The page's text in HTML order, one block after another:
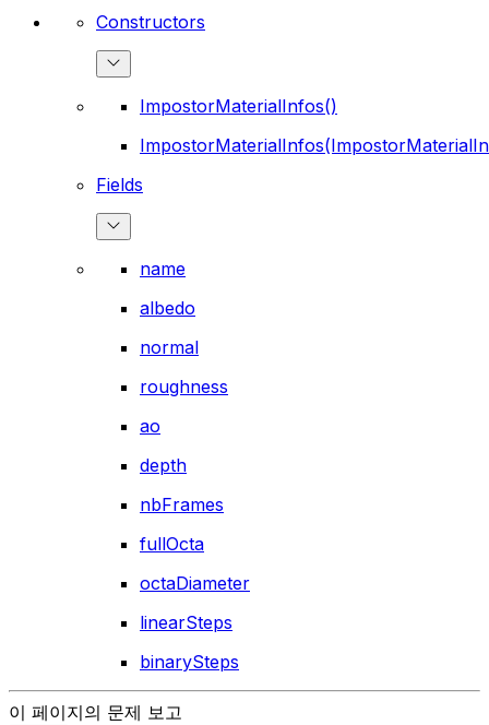
Constructors
ImpostorMaterialInfos()
Fields
name
albedo
normal
roughness
ao
depth
nbFrames
fullOcta
octaDiameter
linearSteps
binarySteps
이 페이지의 문제 보고